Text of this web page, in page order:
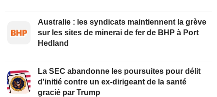
Australie : les syndicats maintiennent la grève
sur les sites de minerai de fer de BHP à Port
Hedland
La SEC abandonne les poursuites pour délit
d'initié contre un ex-dirigeant de la santé
gracié par Trump